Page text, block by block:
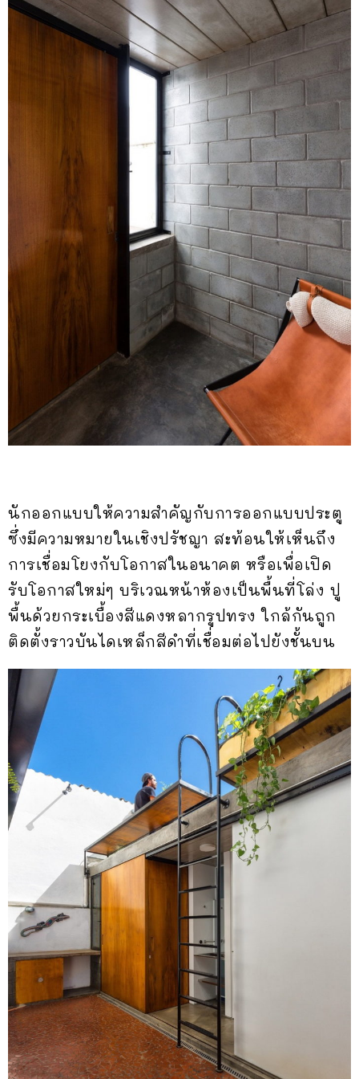
นักออกแบบให้ความสำคัญกับการออกแบบประตู
ซึ่งมีความหมายในเชิงปรัชญา สะท้อนให้เห็นถึง
การเชื่อมโยงกับโอกาสในอนาคต หรือเพื่อเปิด
รับโอกาสใหม่ๆ บริเวณหน้าห้องเป็นพื้นที่โล่ง ปู
พื้นด้วยกระเบื้องสีแดงหลากรูปทรง ใกล้กันถูก
ติดตั้งราวบันไดเหล็กสีดำที่เชื่อมต่อไปยังชั้นบน